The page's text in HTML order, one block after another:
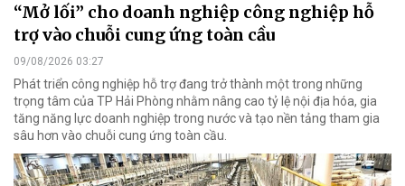
“Mở lối” cho doanh nghiệp công nghiệp hỗ
trợ vào chuỗi cung ứng toàn cầu
09/08/2026 03:27
Phát triển công nghiệp hỗ trợ đang trở thành một trong những
trọng tâm của TP Hải Phòng nhằm nâng cao tỷ lệ nội địa hóa, gia
tăng năng lực doanh nghiệp trong nước và tạo nền tảng tham gia
sâu hơn vào chuỗi cung ứng toàn cầu.